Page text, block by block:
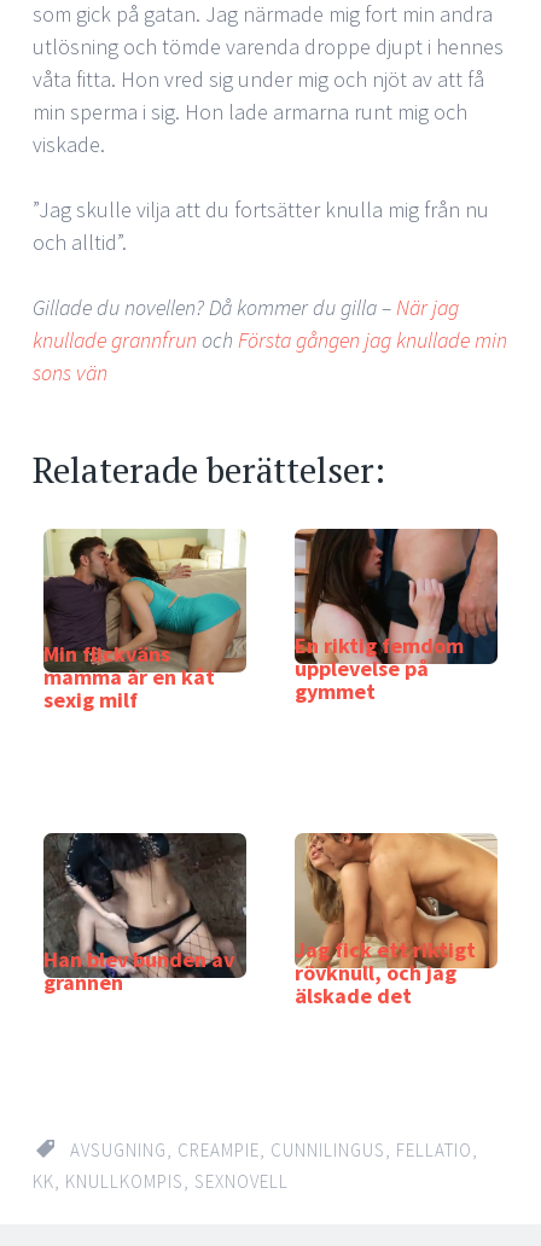
som gick på gatan. Jag närmade mig fort min andra
utlösning och tömde varenda droppe djupt i hennes
våta fitta. Hon vred sig under mig och njöt av att få
min sperma i sig. Hon lade armarna runt mig och
viskade.
”Jag skulle vilja att du fortsätter knulla mig från nu
och alltid”.
Gillade du novellen? Då kommer du gilla –När jag
knullade grannfrun och Första gången jag knullade min
sons vän
Relaterade berättelser:
Min flickväns
mamma är en kåt
sexig milf
En riktig femdom
upplevelse på
gymmet
Han blev bunden av
grannen
Jag fick ett riktigt
rövknull, och jag
älskade det
AVSUGNING, CREAMPIE, CUNNILINGUS, FELLATIO,
KK, KNULLKOMPIS, SEXNOVELL